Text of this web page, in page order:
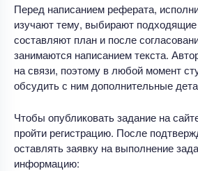
Перед написанием реферата,
изучают тему, выбирают подходящие
составляют план и после
занимаются написанием текста.
на связи, поэтому в любой момент
обсудить с ним дополнительные
Чтобы опубликовать задание на
пройти регистрацию. После
оставлять заявку на выполнение
информацию: